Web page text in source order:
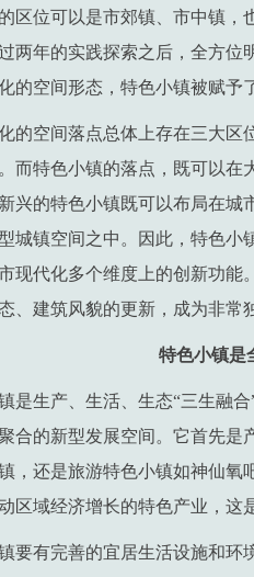
区位可以是市郊镇、市中镇，
两年的实践探索之后，全方
的空间形态，特色小镇被赋予
的空间落点总体上存在三大
而特色小镇的落点，既可以
兴的特色小镇既可以布局在
城镇空间之中。因此，特色
现代化多个维度上的创新功
、建筑风貌的更新，成为非常
特色小镇是
是生产、生活、生态“三生融
合的新型发展空间。它首先
，还是旅游特色小镇如神仙氧
区域经济增长的特色产业，这
要有完善的宜居生活设施和